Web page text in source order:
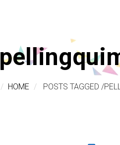
HOME POSTS TAGGED /